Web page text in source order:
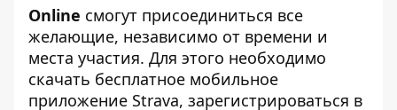
Online смогут присоединиться все
желающие, независимо от времени и
места участия. Для этого необходимо
скачать бесплатное мобильное
приложение Strava, зарегистрироваться в